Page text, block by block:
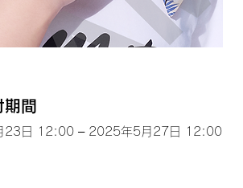
期間
23日 12:00 – 2025年5月27日 12:00